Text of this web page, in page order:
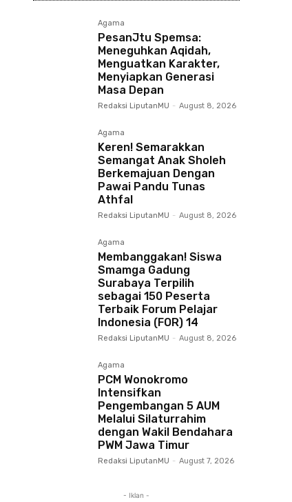
Agama
PesanJtu Spemsa:
Meneguhkan Aqidah,
Menguatkan Karakter,
Menyiapkan Generasi
Masa Depan
Redaksi LiputanMU - August 8, 2026
Agama
Keren! Semarakkan
Semangat Anak Sholeh
Berkemajuan Dengan
Pawai Pandu Tunas
Athfal
Redaksi LiputanMU - August 8, 2026
Agama
Membanggakan! Siswa
Smamga Gadung
Surabaya Terpilih
sebagai 150 Peserta
Terbaik Forum Pelajar
Indonesia (FOR) 14
Redaksi LiputanMU - August 8, 2026
Agama
PCM Wonokromo
Intensifkan
Pengembangan 5 AUM
Melalui Silaturrahim
dengan Wakil Bendahara
PWM Jawa Timur
Redaksi LiputanMU - August 7, 2026
- Iklan -